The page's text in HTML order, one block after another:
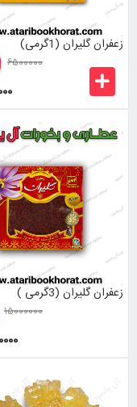
زعفران گلیران (1گرمی)
۶۵۰۰۰۰۰
زعفران گلیران (3گرمی )
۱۵۰۰۰۰۰۰